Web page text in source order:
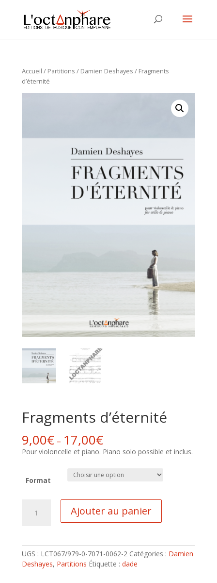
Accueil / Partitions / Damien Deshayes / Fragments
d’éternité
Fragments d’éternité
9,00€– 17,00€
Pour violoncelle et piano. Piano solo possible et inclus.
Format
Ajouter au panier
UGS : LCT067/979-0-7071-0062-2 Catégories : Damien
Deshayes, Partitions Étiquette : dade